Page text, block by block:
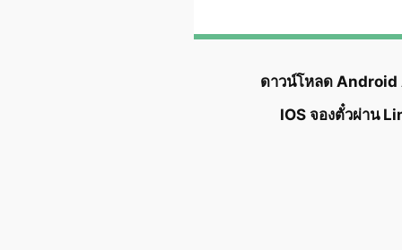
ดาวน์โหลด Android
IOS จองตั๋วผ่าน